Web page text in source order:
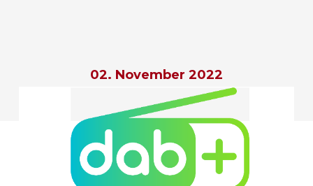
02. November 2022